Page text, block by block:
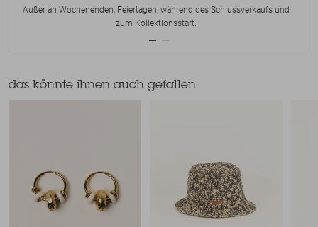
Außer an Wochenenden, Feiertagen, während des Schlussverkaufs und
zum Kollektionsstart.
das könnte ihnen auch gefallen